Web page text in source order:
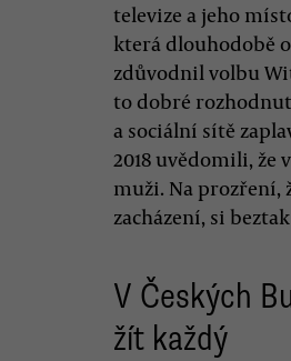
televize a jeho
která dlouhodobě
zdůvodnil volbu
to dobré
a sociální sítě
2018 uvědomili, že
muži. Na prozření,
zacházení, si
V Českých
žít každý